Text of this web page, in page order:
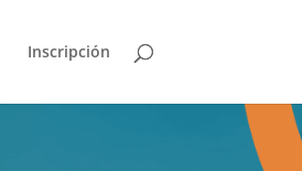
Inscripción